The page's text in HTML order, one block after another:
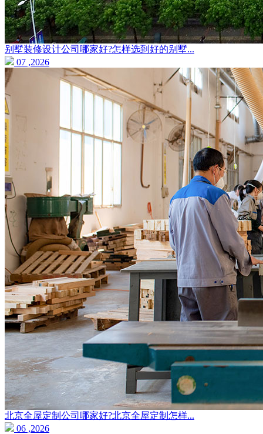
别墅装修设计公司哪家好?怎样选到好的别墅...
07 ,2026
北京全屋定制公司哪家好?北京全屋定制怎样...
06 ,2026